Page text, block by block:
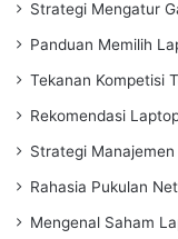
Strategi Mengatur
Panduan Memilih
Tekanan Kompetisi
Rekomendasi
Strategi Manajemen
Rahasia Pukulan
Mengenal Saham